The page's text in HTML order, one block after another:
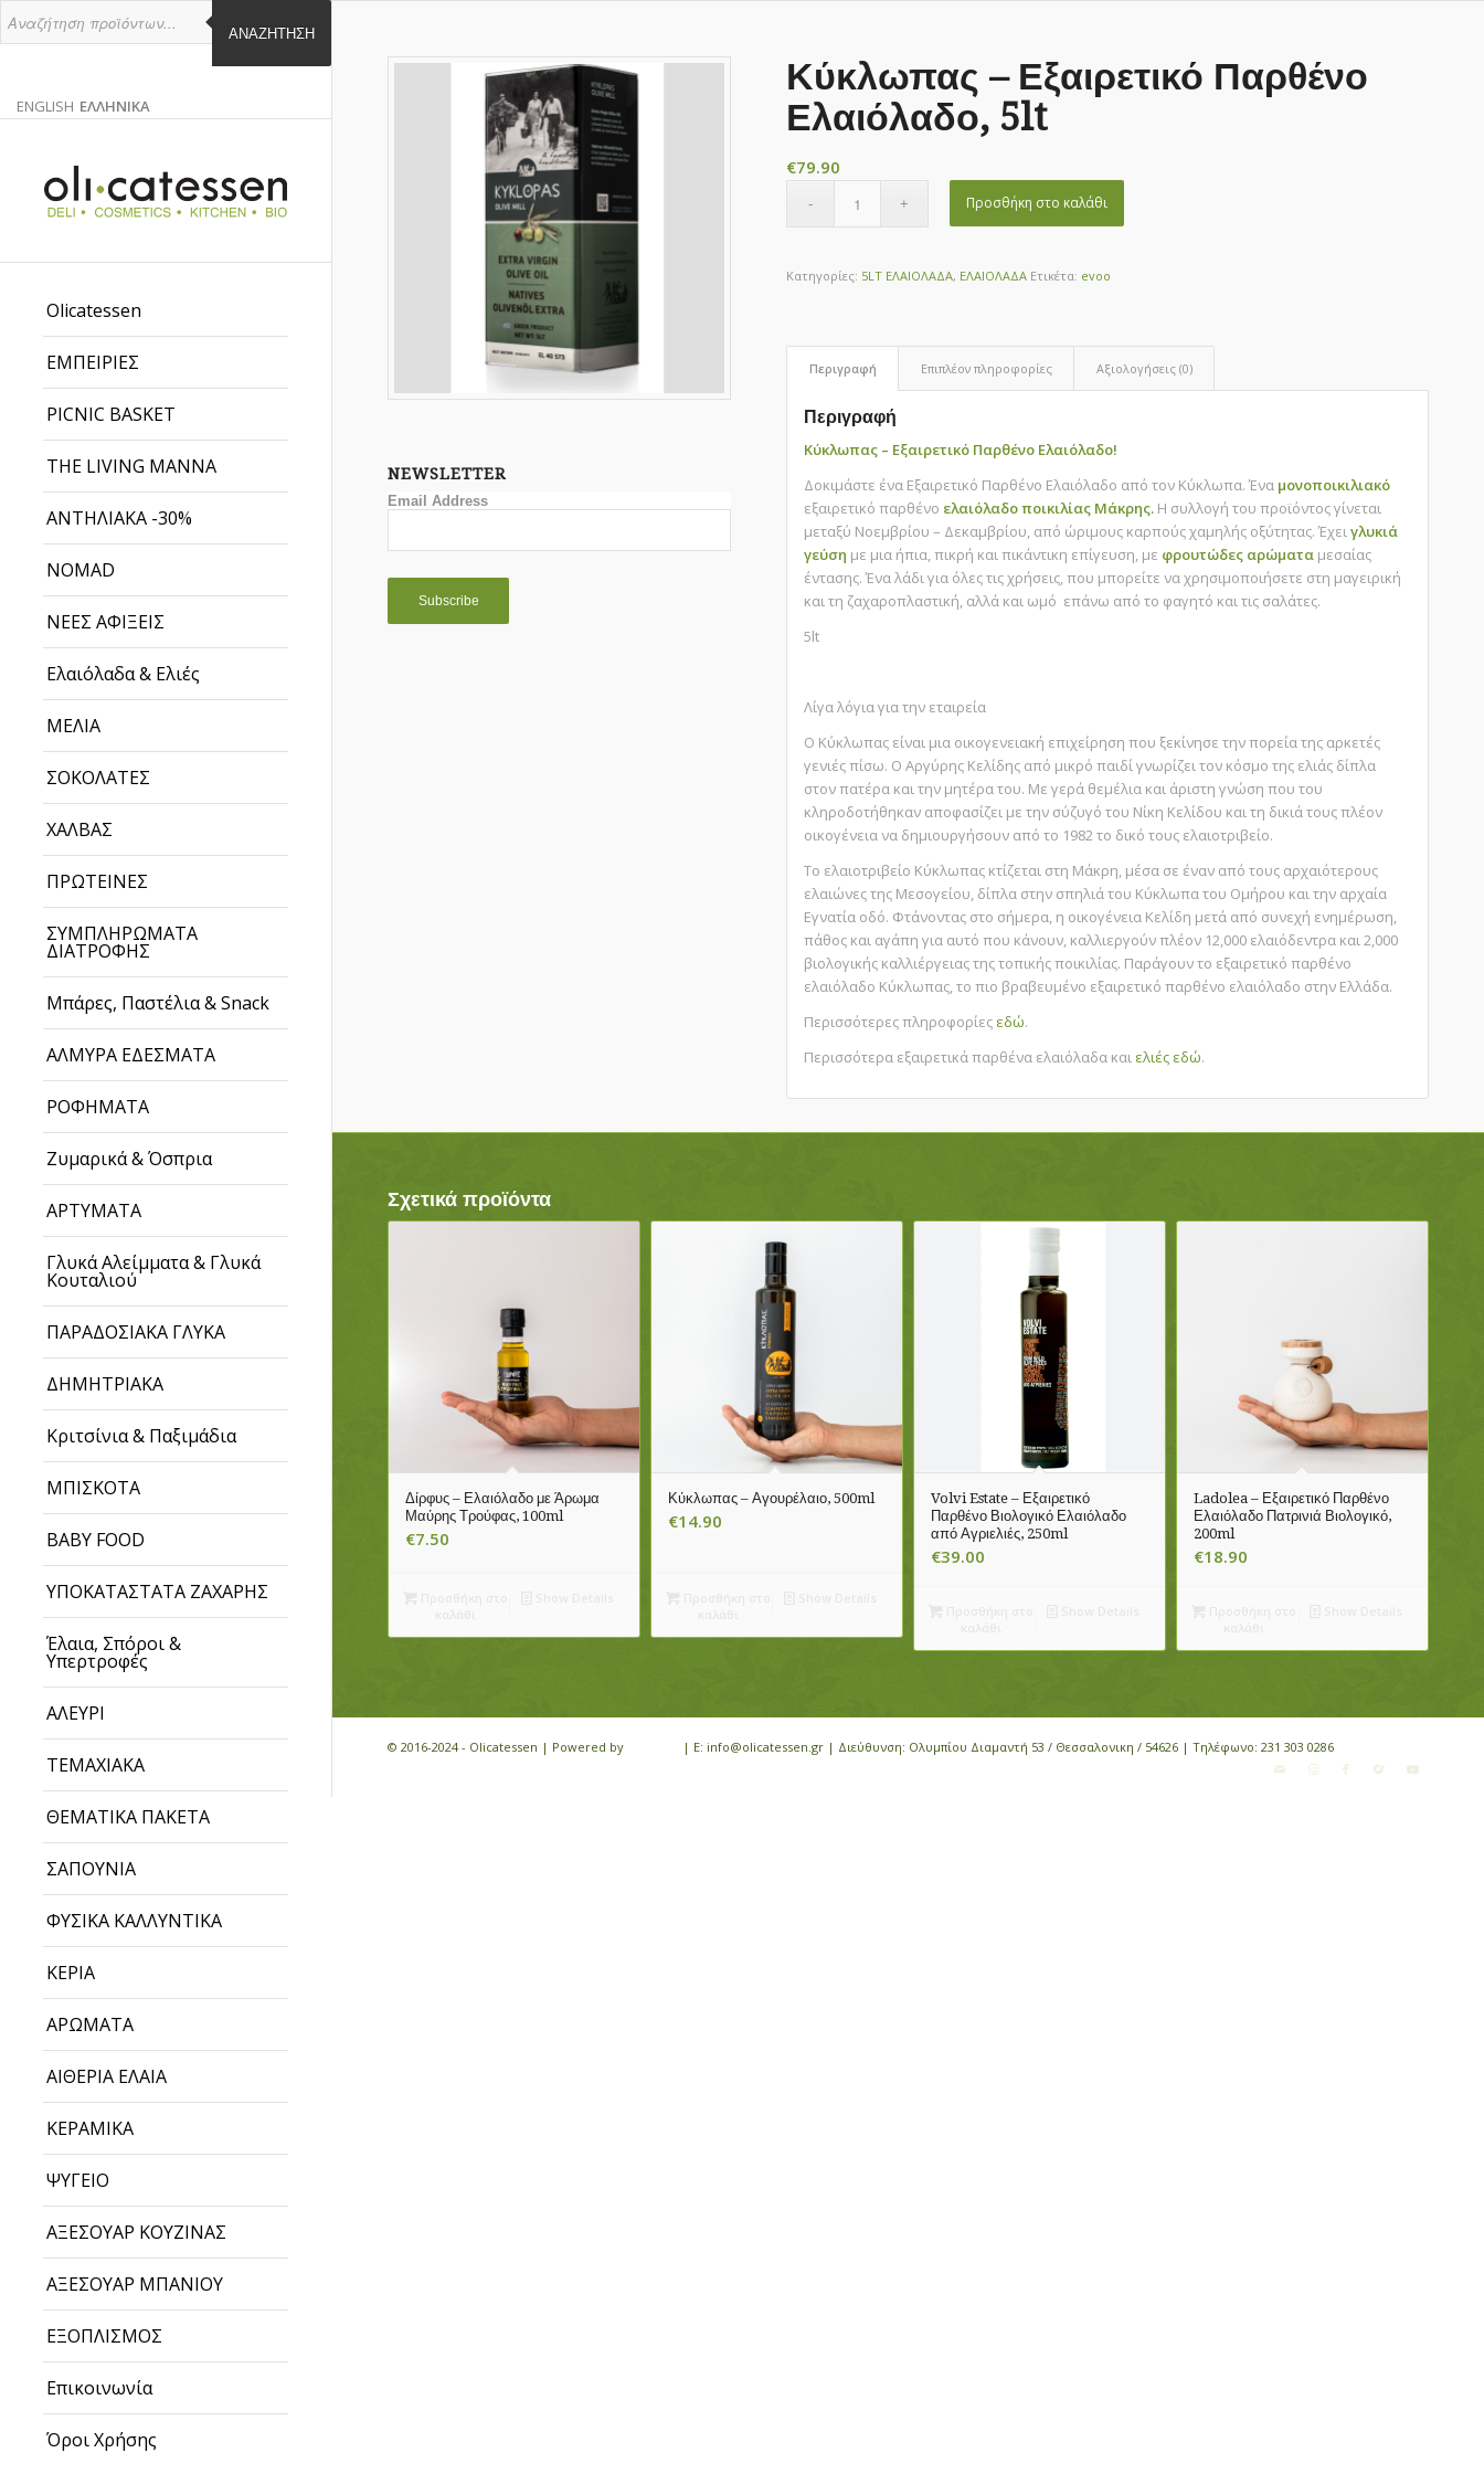
ΑΝΑΖΉΤΗΣΗ
ENGLISH ΕΛΛΗΝΙΚΑ
EL
Olicatessen
ΕΜΠΕΙΡΙΕΣ
PICNIC BASKET
THE LIVING MANNA
ΑΝΤΗΛΙΑΚΑ -30%
NOMAD
ΝΕΕΣ ΑΦΙΞΕΙΣ
Ελαιόλαδα & Ελιές
ΜΕΛΙΑ
ΣΟΚΟΛΑΤΕΣ
ΧΑΛΒΑΣ
ΠΡΩΤΕΙΝΕΣ
ΣΥΜΠΛΗΡΩΜΑΤΑ
ΔΙΑΤΡΟΦΗΣ
Μπάρες, Παστέλια & Snack
ΑΛΜΥΡΑ ΕΔΕΣΜΑΤΑ
ΡΟΦΗΜΑΤΑ
Ζυμαρικά & Όσπρια
ΑΡΤΥΜΑΤΑ
Γλυκά Αλείμματα & Γλυκά
Κουταλιού
ΠΑΡΑΔΟΣΙΑΚΑ ΓΛΥΚΑ
ΔΗΜΗΤΡΙΑΚΑ
Κριτσίνια & Παξιμάδια
ΜΠΙΣΚΟΤΑ
BABY FOOD
ΥΠΟΚΑΤΑΣΤΑΤΑ ΖΑΧΑΡΗΣ
Έλαια, Σπόροι &
Υπερτροφές
ΑΛΕΥΡΙ
ΤΕΜΑΧΙΑΚΑ
ΘΕΜΑΤΙΚΑ ΠΑΚΕΤΑ
ΣΑΠΟΥΝΙΑ
ΦΥΣΙΚΑ ΚΑΛΛΥΝΤΙΚΑ
ΚΕΡΙΑ
ΑΡΩΜΑΤΑ
ΑΙΘΕΡΙΑ ΕΛΑΙΑ
ΚΕΡΑΜΙΚΑ
ΨΥΓΕΙΟ
ΑΞΕΣΟΥΑΡ ΚΟΥΖΙΝΑΣ
ΑΞΕΣΟΥΑΡ ΜΠΑΝΙΟΥ
ΕΞΟΠΛΙΣΜΟΣ
Επικοινωνία
Όροι Χρήσης
NEWSLETTER
Email Address
Κύκλωπας – Εξαιρετικό Παρθένο
Ελαιόλαδο, 5lt
€79.90
Προσθήκη στο καλάθι
Κατηγορίες: 5LT ΕΛΑΙΟΛΑΔΑ, ΕΛΑΙΟΛΑΔΑ Ετικέτα: evoo
Περιγραφή Επιπλέον πληροφορίες Αξιολογήσεις (0)
Περιγραφή
Κύκλωπας – Εξαιρετικό Παρθένο Ελαιόλαδο!
Δοκιμάστε ένα Εξαιρετικό Παρθένο Ελαιόλαδο από τον Κύκλωπα. Ένα μονοποικιλιακό
εξαιρετικό παρθένο ελαιόλαδοποικιλίας Μάκρης. Η συλλογή του προϊόντος γίνεται
μεταξύ Νοεμβρίου – Δεκαμβρίου, από ώριμους καρπούς χαμηλής οξύτητας. Έχειγλυκιά
γεύση με μια ήπια, πικρή και πικάντικη επίγευση, με φρουτώδες αρώματα μεσαίας
έντασης. Ένα λάδι για όλες τις χρήσεις, που μπορείτε να χρησιμοποιήσετε στη μαγειρική
και τη ζαχαροπλαστική, αλλά και ωμό επάνω από το φαγητό και τις σαλάτες.
5lt
Λίγα λόγια για την εταιρεία
Ο Κύκλωπας είναι μια οικογενειακή επιχείρηση που ξεκίνησε την πορεία της αρκετές
γενιές πίσω. Ο Αργύρης Κελίδης από μικρό παιδί γνωρίζει τον κόσμο της ελιάς δίπλα
στον πατέρα και την μητέρα του. Με γερά θεμέλια και άριστη γνώση που του
κληροδοτήθηκαν αποφασίζει με την σύζυγό του Νίκη Κελίδου και τη δικιά τους πλέον
οικογένεια να δημιουργήσουν από το 1982 το δικό τους ελαιοτριβείο.
Το ελαιοτριβείο Κύκλωπας κτίζεται στη Μάκρη, μέσα σε έναν από τους αρχαιότερους
ελαιώνες της Μεσογείου, δίπλα στην σπηλιά του Κύκλωπα του Ομήρου και την αρχαία
Εγνατία οδό. Φτάνοντας στο σήμερα, η οικογένεια Κελίδη μετά από συνεχή ενημέρωση,
πάθος και αγάπη για αυτό που κάνουν, καλλιεργούν πλέον 12,000 ελαιόδεντρα και 2,000
βιολογικής καλλιέργειας της τοπικής ποικιλίας. Παράγουν το εξαιρετικό παρθένο
ελαιόλαδο Κύκλωπας, το πιο βραβευμένο εξαιρετικό παρθένο ελαιόλαδο στην Ελλάδα.
Περισσότερες πληροφορίες εδώ.
Περισσότερα εξαιρετικά παρθένα ελαιόλαδα και ελιές εδώ.
Σχετικά προϊόντα
Δίρφυς – Ελαιόλαδο με Άρωμα
Μαύρης Τρούφας, 100ml
€7.50
Κύκλωπας – Αγουρέλαιο, 500ml
€14.90
Volvi Estate – Εξαιρετικό
Παρθένο Βιολογικό Ελαιόλαδο
από Αγριελιές, 250ml
€39.00
Ladolea – Εξαιρετικό Παρθένο
Ελαιόλαδο Πατρινιά Βιολογικό,
200ml
€18.90
© 2016-2024 - Olicatessen | Powered by | E: info@olicatessen.gr | Διεύθυνση: Ολυμπίου Διαμαντή 53 / Θεσσαλονικη / 54626 | Τηλέφωνο: 231 303 0286